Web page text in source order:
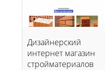
Дизайнерский
интернет магазин
стройматериалов